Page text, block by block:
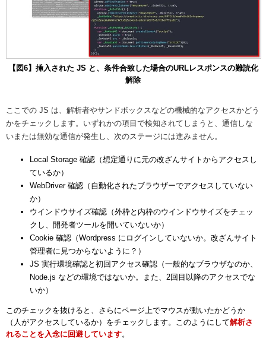
【図6】挿入された JS と、条件合致した場合のURLレスポンスの難読化
解除
ここでの JS は、解析者やサンドボックスなどの機械的なアクセスかどう
かをチェックします。いずれかの項目で検知されてしまうと、通信しな
いまたは無効な通信が発生し、次のステージには進みません。
Local Storage 確認（想定通りに元の改ざんサイトからアクセスし
ているか）
WebDriver 確認（自動化されたブラウザーでアクセスしていない
か）
ウインドウサイズ確認（外枠と内枠のウインドウサイズをチェッ
クし、開発者ツールを開いていないか）
Cookie 確認（Wordpress にログインしていないか。改ざんサイト
管理者に見つからないように？）
JS 実行環境確認と初回アクセス確認（一般的なブラウザなのか、
Node.js などの環境ではないか。また、2回目以降のアクセスでな
いか）
このチェックを抜けると、さらにページ上でマウスが動いたかどうか
（人がアクセスしているか）をチェックします。このようにして解析さ
れることを入念に回避しています。